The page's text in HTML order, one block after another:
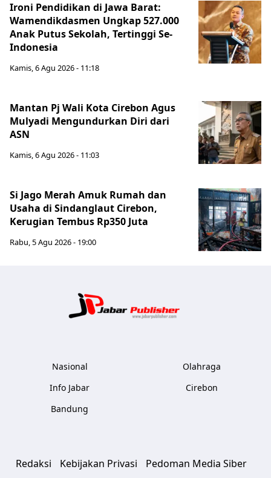
Ironi Pendidikan di Jawa Barat:
Wamendikdasmen Ungkap 527.000
Anak Putus Sekolah, Tertinggi Se-
Indonesia
Kamis, 6 Agu 2026 - 11:18
Mantan Pj Wali Kota Cirebon Agus
Mulyadi Mengundurkan Diri dari
ASN
Kamis, 6 Agu 2026 - 11:03
Si Jago Merah Amuk Rumah dan
Usaha di Sindanglaut Cirebon,
Kerugian Tembus Rp350 Juta
Rabu, 5 Agu 2026 - 19:00
Nasional
Info Jabar
Bandung
Olahraga
Cirebon
Redaksi Kebijakan Privasi Pedoman Media Siber